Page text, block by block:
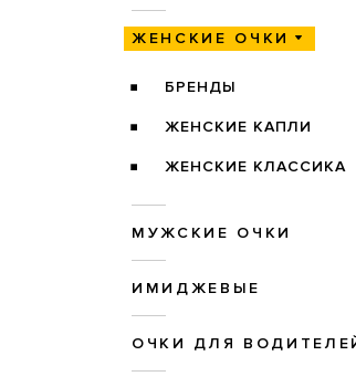
ЖЕНСКИЕ ОЧКИ
БРЕНДЫ
ЖЕНСКИЕ КАПЛИ
ЖЕНСКИЕ КЛАССИКА
МУЖСКИЕ ОЧКИ
ИМИДЖЕВЫЕ
ОЧКИ ДЛЯ